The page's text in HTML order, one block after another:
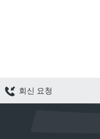
회신 요청